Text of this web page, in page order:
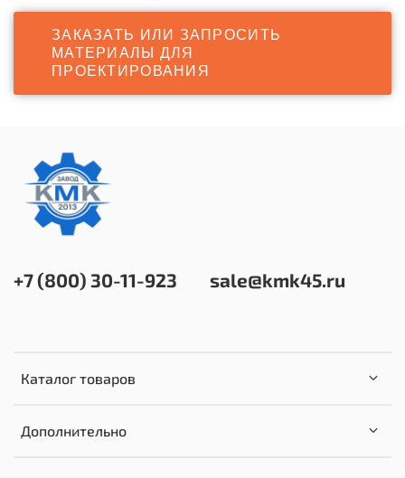
мусора.
ЗАКАЗАТЬ ИЛИ ЗАПРОСИТЬ
МАТЕРИАЛЫ ДЛЯ
ПРОЕКТИРОВАНИЯ
Каталог товаров
Дополнительно
+7 (800) 30-11-923 sale@kmk45.ru